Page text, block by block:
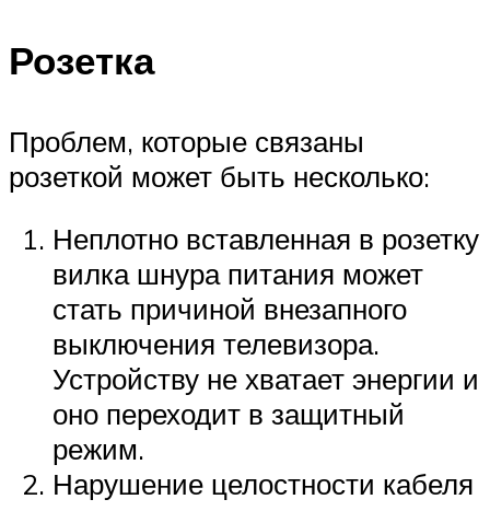
Розетка
Проблем, которые связаны
розеткой может быть несколько:
Неплотно вставленная в розетку
вилка шнура питания может
стать причиной внезапного
выключения телевизора.
Устройству не хватает энергии и
оно переходит в защитный
режим.
Нарушение целостности кабеля